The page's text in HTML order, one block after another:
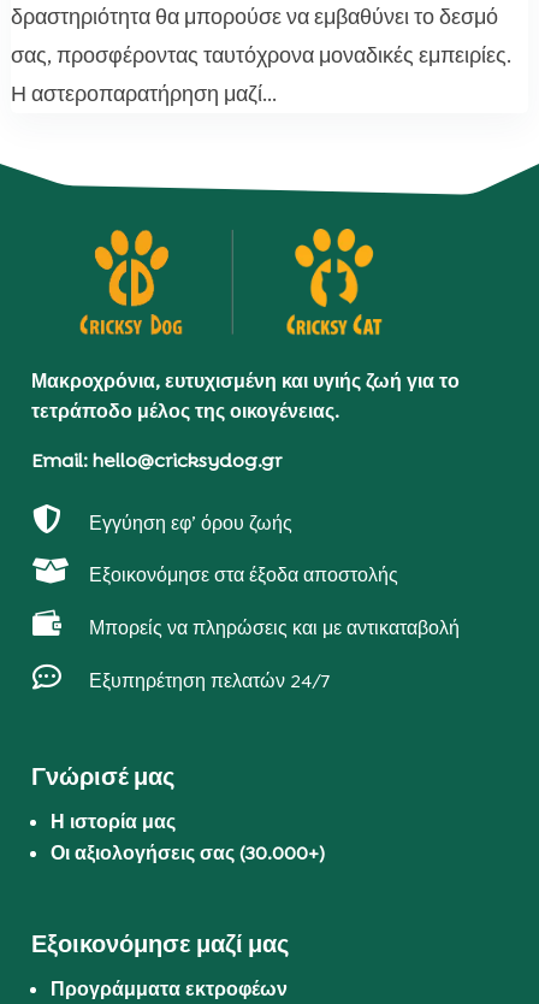
δραστηριότητα θα μπορούσε να εμβαθύνει το δεσμό
σας, προσφέροντας ταυτόχρονα μοναδικές εμπειρίες.
Η αστεροπαρατήρηση μαζί...
Μακροχρόνια, ευτυχισμένη και υγιής ζωή για το
τετράποδο μέλος της οικογένειας.
Email: hello@cricksydog.gr
 Εγγύηση εφ’ όρου ζωής
 Εξοικονόμησε στα έξοδα αποστολής
 Μπορείς να πληρώσεις και με αντικαταβολή
 Εξυπηρέτηση πελατών 24/7
Γνώρισέ μας
Η ιστορία μας
Οι αξιολογήσεις σας (30.000+)
Εξοικονόμησε μαζί μας
Προγράμματα εκτροφέων